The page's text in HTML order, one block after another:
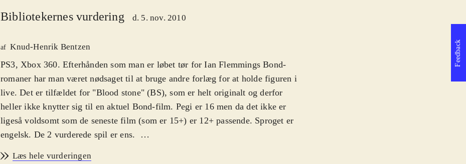
Bibliotekernes vurdering d. 5. nov. 2010
af Knud-Henrik Bentzen
PS3, Xbox 360. Efterhånden som man er løbet tør for Ian Flemmings Bond-
romaner har man været nødsaget til at bruge andre forlæg for at holde figuren i
live. Det er tilfældet for "Blood stone" (BS), som er helt originalt og derfor
heller ikke knytter sig til en aktuel Bond-film. Pegi er 16 men da det ikke er
ligeså voldsomt som de seneste film (som er 15+) er 12+ passende. Sproget er
engelsk. De 2 vurderede spil er ens.
Læs hele vurderingen
Feedback